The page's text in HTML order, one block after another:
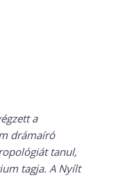
a
drámaíró
tanul,
tagja. A Nyílt